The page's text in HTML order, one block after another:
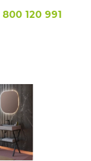
800 120 991